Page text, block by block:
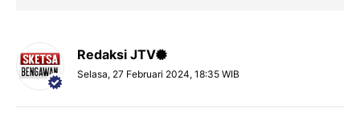
Redaksi JTV
Selasa, 27 Februari 2024, 18:35 WIB